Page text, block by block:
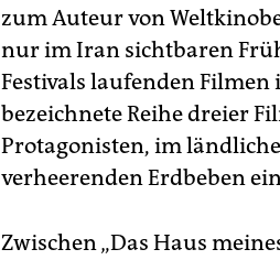
zum Auteur von
nur im Iran sichtbaren
Festivals laufenden
bezeichnete Reihe dreier
Protagonisten, im
verheerenden Erdbeben
Zwischen „Das Haus